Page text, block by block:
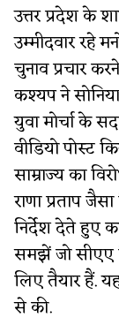
उत्तर प्रदेश के
उम्मीदवार रहे
चुनाव प्रचार
कश्यप ने
युवा मोर्चा के
वीडियो पोस्ट
साम्राज्य का
राणा प्रताप
निर्देश देते हुए
समझें जो सीएए
लिए तैयार हैं.
से की.